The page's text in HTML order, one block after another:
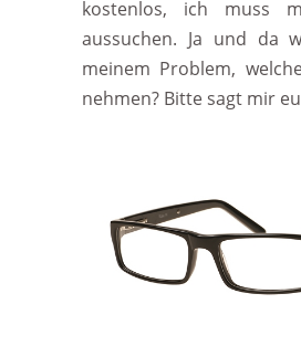
kostenlos, ich muss
aussuchen. Ja und da
meinem Problem,
nehmen? Bitte sagt mir